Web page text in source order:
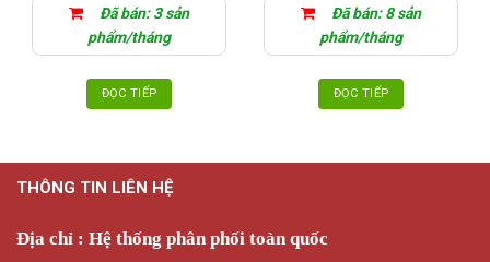
Đã bán: 3 sản
phẩm/tháng
ĐỌC TIẾP
Đã bán: 8 sản
phẩm/tháng
ĐỌC TIẾP
THÔNG TIN LIÊN HỆ
Địa chỉ : Hệ thống phân phối toàn quốc